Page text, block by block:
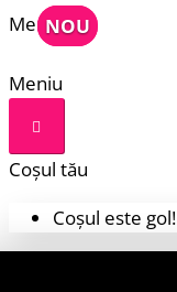
Meniu
Meniu
Coșul tău
Coșul este gol!
NOU
NOU